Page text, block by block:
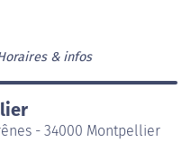
& infos
- 34000 Montpellier